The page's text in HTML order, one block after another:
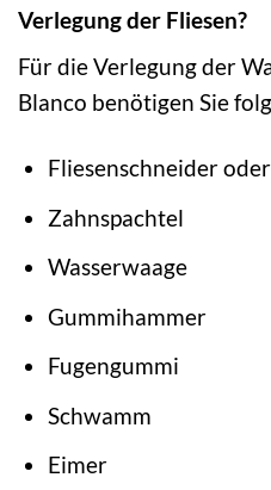
Verlegung der Fliesen?
Für die Verlegung der
Blanco benötigen Sie
Fliesenschneider
Zahnspachtel
Wasserwaage
Gummihammer
Fugengummi
Schwamm
Eimer